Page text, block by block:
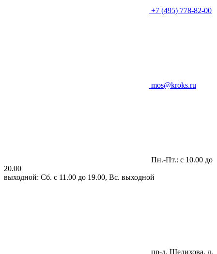
+7 (495) 778-82-00
mos@kroks.ru
Пн.-Пт.: с 10.00 до
20.00
выходной: Сб. с 11.00 до 19.00, Вс. выходной
пр-д. Шелихова, д.